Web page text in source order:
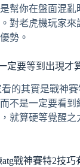
幫你在盤面混亂
對老虎機玩家來
勢。
定要等到出現才
的其實是戰神
不是一定要看到
就算硬等覺醒之
戰神賽特2技巧